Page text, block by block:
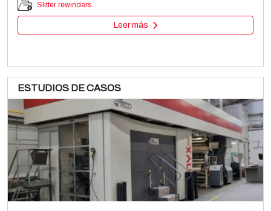
Slitter rewinders
Leer más
TORNINOVA
Printing machines
ESTUDIOS DE CASOS